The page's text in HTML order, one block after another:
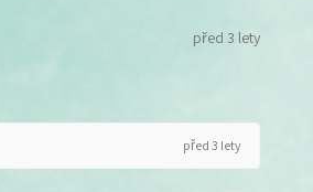
před 3 lety
před 3 lety